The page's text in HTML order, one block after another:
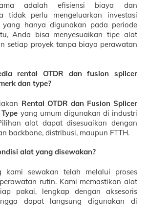
adalah efisiensi biaya dan
tidak perlu mengeluarkan investasi
hanya digunakan pada periode
Anda bisa menyesuaikan tipe alat
setiap proyek tanpa biaya perawatan
rental OTDR dan fusion splicer
dan type?
Rental OTDR dan Fusion Splicer
yang umum digunakan di industri
alat dapat disesuaikan dengan
backbone, distribusi, maupun FTTH.
alat yang disewakan?
kami sewakan telah melalui proses
rutin. Kami memastikan alat
pakai, lengkap dengan aksesoris
dapat langsung digunakan di